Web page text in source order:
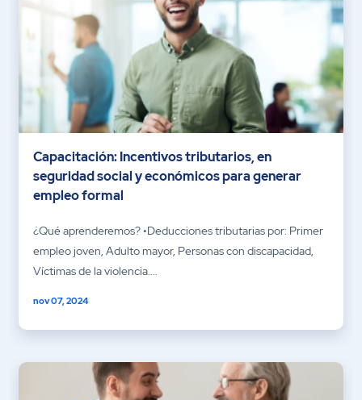
Capacitación: Incentivos tributarios, en
seguridad social y económicos para generar
empleo formal
¿Qué aprenderemos? •Deducciones tributarias por: Primer
empleo joven, Adulto mayor, Personas con discapacidad,
Víctimas de la violencia....
nov 07, 2024